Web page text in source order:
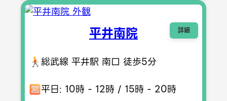
詳細
平井南院
総武線 平井駅 南口 徒歩5分
平日: 10時 - 12時 / 15時 - 20時